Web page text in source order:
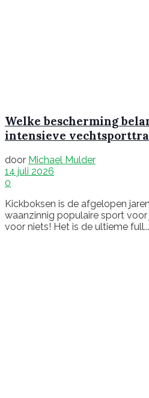
Welke bescherming
intensieve
door Michael Mulder
14 juli 2026
0
Kickboksen is de afgelopen
waanzinnig populaire sport
voor niets! Het is de ultieme full...